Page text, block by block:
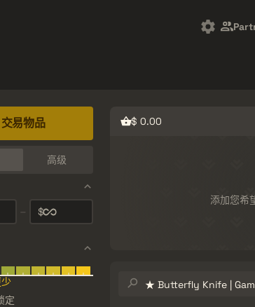
交易物品
高级
– $
定
$ 0.00
添加您希